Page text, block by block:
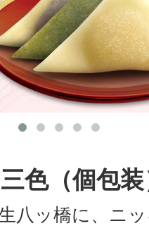
色（個包
八ッ橋に、ニ